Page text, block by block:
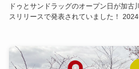
ドゥとサンドラッグのオープン日が加古
スリリースで発表されていました！ 2024